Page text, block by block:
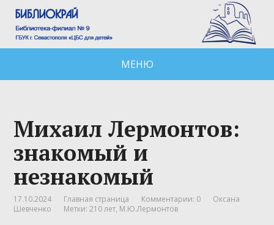
МЕНЮ
Михаил Лермонтов:
знакомый и
незнакомый
17.10.2024 Главная страница Комментарии: 0
Оксана
Шевченко
Метки:210 лет, М.Ю.Лермонтов